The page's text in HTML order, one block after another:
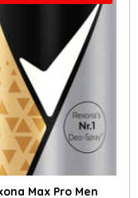
Max Pro Men